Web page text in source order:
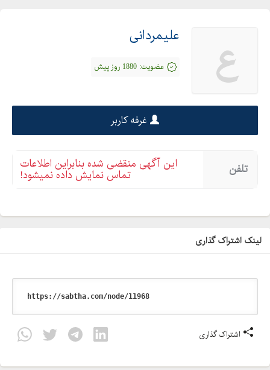
ع علیمردانی
عضویت: 1880 روز پیش
غرفه کاربر
تلفن این آگهی منقضی شده بنابراین اطلاعات
تماس نمایش داده نمیشود!
لینک اشتراک گذاری
اشتراک گذاری